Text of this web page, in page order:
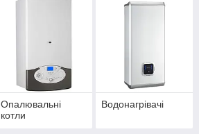
Опалювальні
котли
Водонагрівачі